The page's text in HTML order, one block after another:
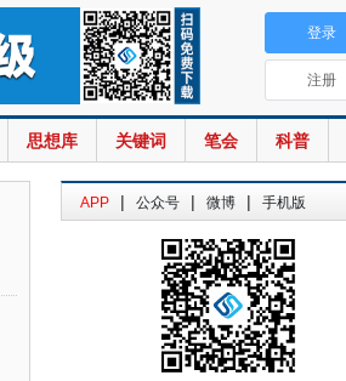
思想库 关键词 笔会 科普
登录
注册
APP | 公众号 | 微博 | 手机版